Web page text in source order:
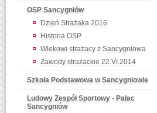
OSP Sancygniów
Dzień Strażaka 2016
Historia OSP
Wiekowi strażacy z Sancygniowa
Zawody strażackie 22.VI.2014
Szkoła Podstawowa w Sancygniowie
Ludowy Zespół Sportowy - Pałac
Sancygniów